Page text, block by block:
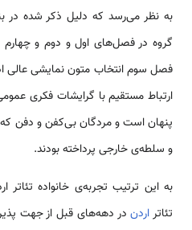
به نظر می‌رسد که دلیل ذکر شده
گروه در فصل‌های اول و دوم و
فصل سوم انتخاب متون نمایشی عالی
ارتباط مستقیم با گرایشات فکری
پنهان است و مردگان بی‌کفن و دفن که
و سلطه‌ی خارجی پرداخته بودند.
به‌ این ترتیب تجربه‌ی خانواده
تئاتراردندر دهه‌های قبل از جهت